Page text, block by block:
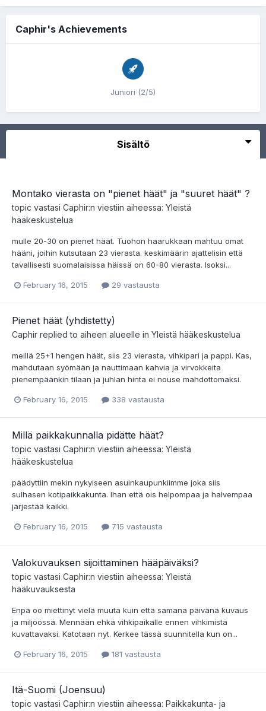
Caphir's Achievements
Juniori (2/5)
Sisältö
Montako vierasta on "pienet häät" ja "suuret häät" ?
topic vastasi Caphir:n viestiin aiheessa: Yleistä
hääkeskustelua
mulle 20-30 on pienet häät. Tuohon haarukkaan mahtuu omat
hääni, joihin kutsutaan 23 vierasta. keskimäärin ajattelisin että
tavallisesti suomalaisissa häissä on 60-80 vierasta. Isoksi...
February 16, 2015 29 vastausta
Pienet häät (yhdistetty)
Caphir replied to aiheen alueelle in Yleistä hääkeskustelua
meillä 25+1 hengen häät, siis 23 vierasta, vihkipari ja pappi. Kas,
mahdutaan syömään ja nauttimaan kahvia ja virvokkeita
pienempäänkin tilaan ja juhlan hinta ei nouse mahdottomaksi.
February 16, 2015 338 vastausta
Millä paikkakunnalla pidätte häät?
topic vastasi Caphir:n viestiin aiheessa: Yleistä
hääkeskustelua
päädyttiin mekin nykyiseen asuinkaupunkiimme joka siis
sulhasen kotipaikkakunta. Ihan että ois helpompaa ja halvempaa
järjestää kaikki.
February 16, 2015 715 vastausta
Valokuvauksen sijoittaminen hääpäiväksi?
topic vastasi Caphir:n viestiin aiheessa: Yleistä
hääkuvauksesta
Enpä oo miettinyt vielä muuta kuin että samana päivänä kuvaus
ja miljöössä. Mennään ehkä vihkipaikalle ennen vihkimistä
kuvattavaksi. Katotaan nyt. Kerkee tässä suunnitella kun on...
February 16, 2015 181 vastausta
Itä-Suomi (Joensuu)
topic vastasi Caphir:n viestiin aiheessa: Paikkakunta- ja